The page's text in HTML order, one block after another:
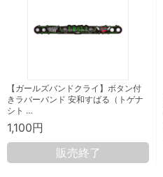
【ガールズバンドクライ】ボタン付
きラバーバンド 安和すばる（トゲナ
シト …
1,100円
販売終了